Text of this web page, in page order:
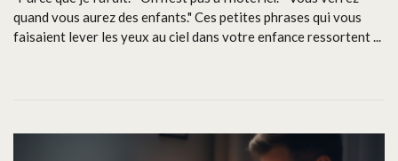
quand vous aurez des enfants." Ces petites phrases qui vous
faisaient lever les yeux au ciel dans votre enfance ressortent ...